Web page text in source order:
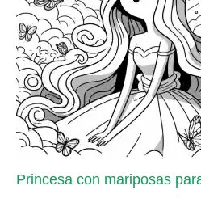
Princesa con mariposas